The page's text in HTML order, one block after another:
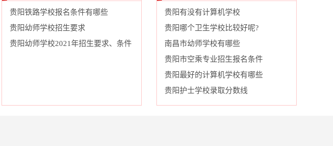
贵阳铁路学校报名条件有哪些
贵阳幼师学校招生要求
贵阳幼师学校2021年招生要求、条件
贵阳有没有计算机学校
贵阳哪个卫生学校比较好呢?
南昌市幼师学校有哪些
贵阳市空乘专业招生报名条件
贵阳最好的计算机学校有哪些
贵阳护士学校录取分数线